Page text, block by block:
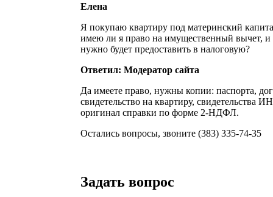
Елена
Я покупаю квартиру под материнский
имею ли я право на имущественный вычет, и
нужно будет предоставить в налоговую?
Ответил: Модератор сайта
Да имеете право, нужны копии: паспорта,
свидетельство на квартиру, свидетельства
оригинал справки по форме 2-НДФЛ.
Остались вопросы, звоните (383) 335-74-35
Задать вопрос